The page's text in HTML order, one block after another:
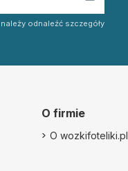
odnaleźć szczegóły
O firmie
O wozkifoteliki.pl